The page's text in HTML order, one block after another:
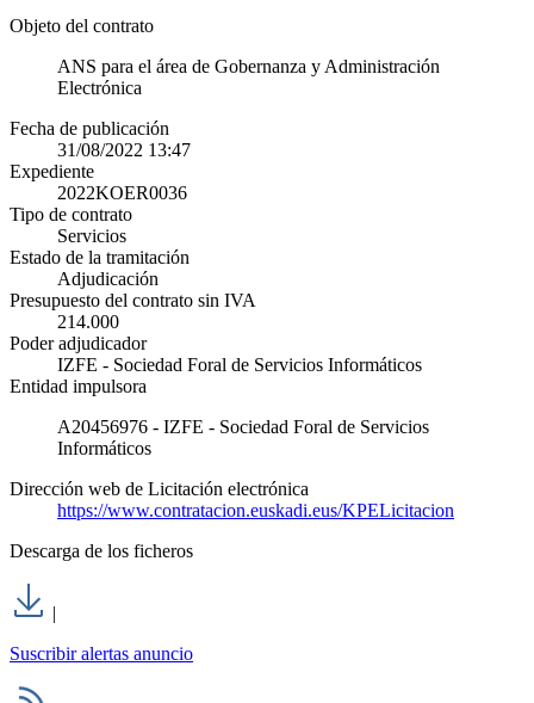
Objeto del contrato
ANS para el área de Gobernanza y Administración
Electrónica
Fecha de publicación
31/08/2022 13:47
Expediente
2022KOER0036
Tipo de contrato
Servicios
Estado de la tramitación
Adjudicación
Presupuesto del contrato sin IVA
214.000
Poder adjudicador
IZFE - Sociedad Foral de Servicios Informáticos
Entidad impulsora
A20456976 - IZFE - Sociedad Foral de Servicios
Informáticos
Dirección web de Licitación electrónica
https://www.contratacion.euskadi.eus/KPELicitacion
Descarga de los ficheros
|
Suscribir alertas anuncio